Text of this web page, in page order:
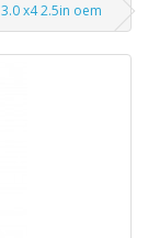
x4 2.5in oem